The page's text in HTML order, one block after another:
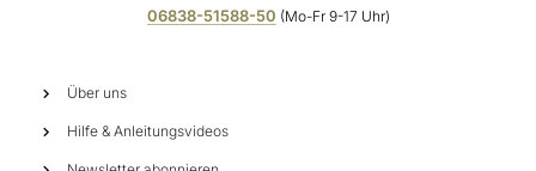
06838-51588-50 (Mo-Fr 9-17 Uhr)
Über uns
Hilfe & Anleitungsvideos